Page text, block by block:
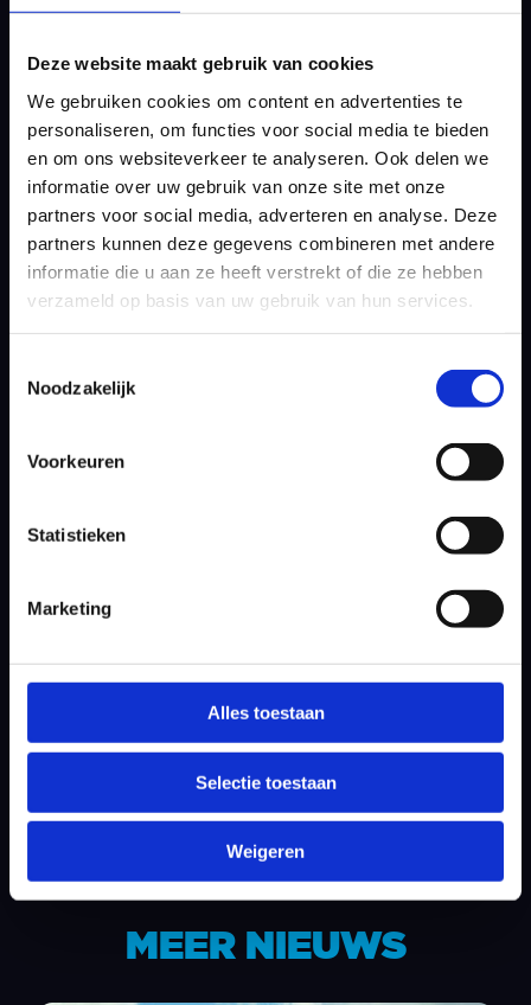
Deze website maakt gebruik van cookies
We gebruiken cookies om content en advertenties te
personaliseren, om functies voor social media te bieden
en om ons websiteverkeer te analyseren. Ook delen we
informatie over uw gebruik van onze site met onze
partners voor social media, adverteren en analyse. Deze
partners kunnen deze gegevens combineren met andere
informatie die u aan ze heeft verstrekt of die ze hebben
verzameld op basis van uw gebruik van hun services.
Noodzakelijk
Voorkeuren
Statistieken
Marketing
Alles toestaan
Selectie toestaan
Weigeren
moeilijkheden.”
Net voordat Luiten zijn laatste hole erop had
zitten, had de Noor Epsen Kofstad met -4 de
beste score binnengebracht.
Van de middagroep zijn de meeste spelers
inmiddels ook de baan in. Onder hen ook
Darius van Driel, naast Luiten en Huizing de
de DP World Tour. Van de ochtendgroep
werd vanochtend nog opgeschroefd naar
reserve direct in de eerste flight invallen
de Vries, het voor hem gelukkige bericht dat
Nieuws delen
MEER NIEUWS